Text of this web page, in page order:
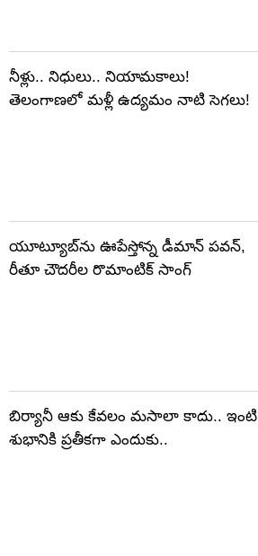
నీళ్లు.. నిధులు.. నియామకాలు!
తెలంగాణలో మళ్లీ ఉద్యమం నాటి సెగలు!
యూట్యూబ్‌ను ఊపేస్తోన్న డీమాన్ పవన్,
రీతూ చౌదరీల రొమాంటిక్ సాంగ్
బిర్యానీ ఆకు కేవలం మసాలా కాదు.. ఇంటి
శుభానికి ప్రతీకగా ఎందుకు..